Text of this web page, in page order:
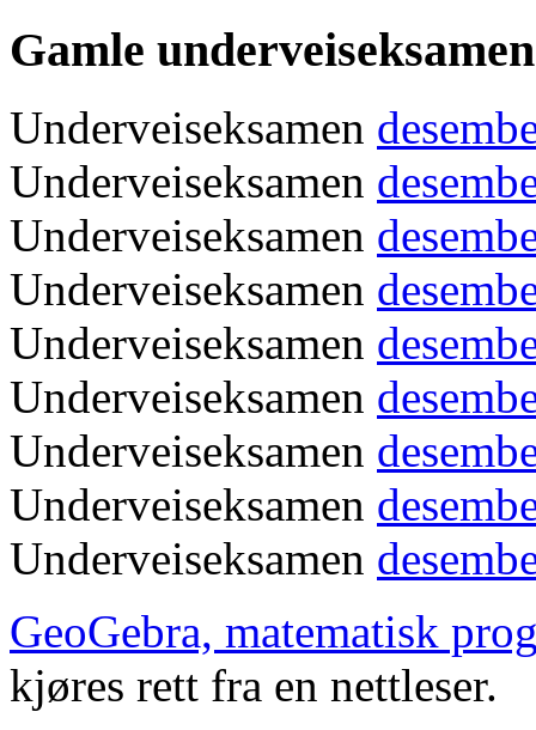
Gamle
Underveiseksamen
Underveiseksamen
Underveiseksamen
Underveiseksamen
Underveiseksamen
Underveiseksamen
Underveiseksamen
Underveiseksamen
Underveiseksamen
GeoGebra, matematisk
kjøres rett fra en nettleser.